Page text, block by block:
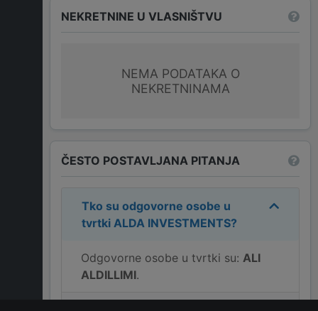
NEKRETNINE U VLASNIŠTVU
NEMA PODATAKA O
NEKRETNINAMA
ČESTO POSTAVLJANA PITANJA
Tko su odgovorne osobe u
tvrtki ALDA INVESTMENTS?
Odgovorne osobe u tvrtki su: ALI
ALDILLIMI.